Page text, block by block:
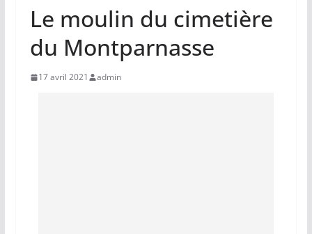
Le moulin du cimetière
du Montparnasse
17 avril 2021 admin